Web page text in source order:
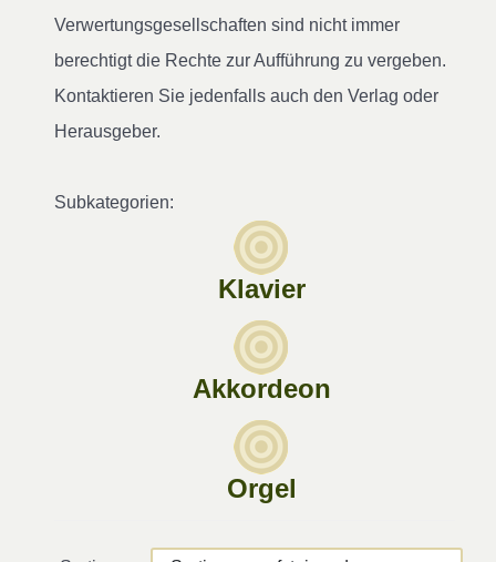
Verwertungsgesellschaften sind nicht immer
berechtigt die Rechte zur Aufführung zu vergeben.
Kontaktieren Sie jedenfalls auch den Verlag oder
Herausgeber.
Subkategorien:
Klavier
Akkordeon
Orgel